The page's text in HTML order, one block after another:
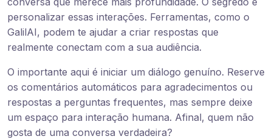
personalizar essas interações. Ferramentas, como o
GalilAI, podem te ajudar a criar respostas que
realmente conectam com a sua audiência.
O importante aqui é iniciar um diálogo genuíno. Reserve
os comentários automáticos para agradecimentos ou
respostas a perguntas frequentes, mas sempre deixe
um espaço para interação humana. Afinal, quem não
gosta de uma conversa verdadeira?